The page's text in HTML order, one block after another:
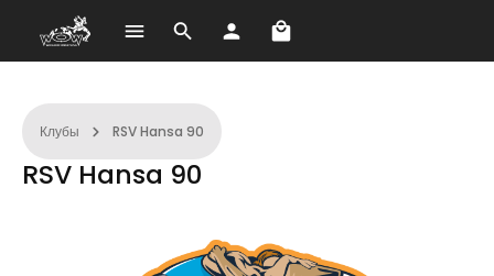
Перейти к основному содержанию В корзине 0 товаров.
Клубы RSV Hansa 90
RSV Hansa 90